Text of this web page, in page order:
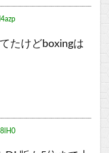
たけどboxingは